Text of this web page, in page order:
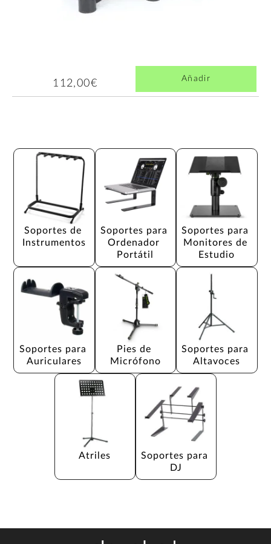
112,00€ Añadir
Soportes de
Instrumentos
Soportes para
Ordenador
Portátil
Soportes para
Monitores de
Estudio
Soportes para
Auriculares
Pies de
Micrófono
Soportes para
Altavoces
Atriles
Soportes para
DJ